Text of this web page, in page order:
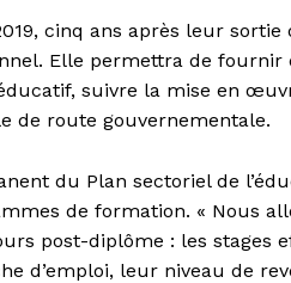
cinq ans après leur sortie
Elle permettra de fournir
suivre la mise en
de route gouvernementale.
du Plan sectoriel de
de formation. « Nous
post-diplôme : les stages
d’emploi, leur niveau de